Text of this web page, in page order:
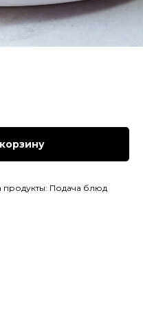
продукты: Подача блюд